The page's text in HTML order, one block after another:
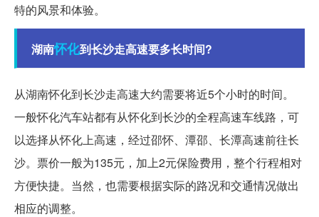
特的风景和体验。
湖南怀化到长沙走高速要多长时间?
从湖南怀化到长沙走高速大约需要将近5个小时的时间。
一般怀化汽车站都有从怀化到长沙的全程高速车线路，可
以选择从怀化上高速，经过邵怀、潭邵、长潭高速前往长
沙。票价一般为135元，加上2元保险费用，整个行程相对
方便快捷。当然，也需要根据实际的路况和交通情况做出
相应的调整。